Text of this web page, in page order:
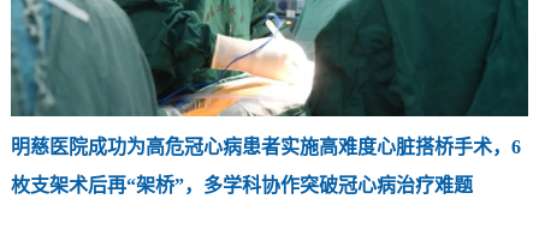
明慈医院成功为高危冠心病患者实施高难度心脏搭桥手术，6
枚支架术后再“架桥”，多学科协作突破冠心病治疗难题